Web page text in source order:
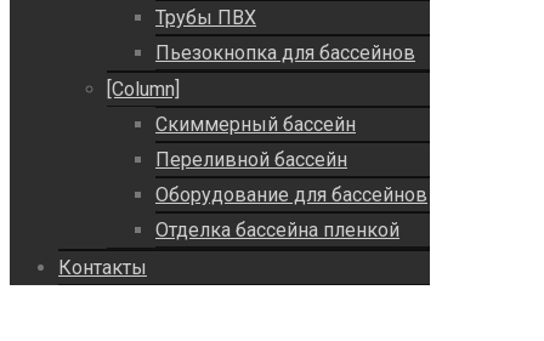
Трубы ПВХ
Пьезокнопка для бассейнов
[Column]
Скиммерный бассейн
Переливной бассейн
Оборудование для бассейнов
Отделка бассейна пленкой
Контакты